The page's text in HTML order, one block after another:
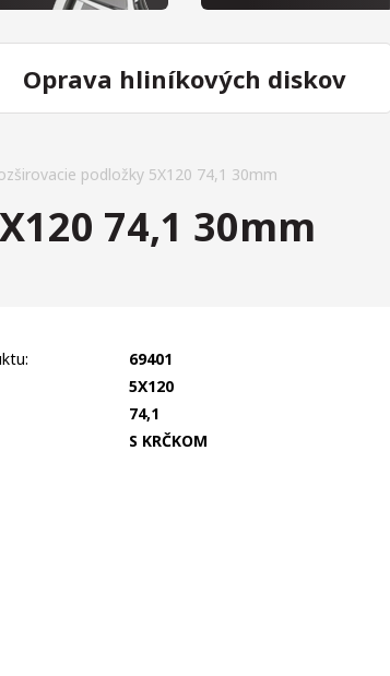
Oprava hliníkových diskov
podložky 5X120 74,1 30mm
74,1 30mm
69401
5X120
74,1
S KRČKOM